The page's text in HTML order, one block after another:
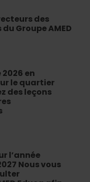
des
Groupe AMED
en
le quartier
des leçons
l’année
Nous vous